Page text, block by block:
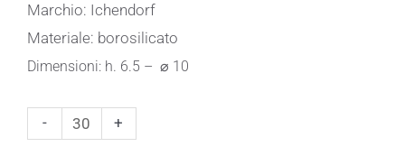
Marchio: Ichendorf
Materiale: borosilicato
Dimensioni: h. 6.5 – ⌀ 10
-
Cha
+